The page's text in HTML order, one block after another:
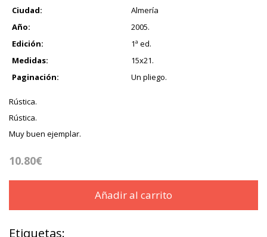
Ciudad:
Almería
Año:
2005.
Edición:
1ª ed.
Medidas:
15x21.
Paginación:
Un pliego.
Rústica.
Rústica.
Muy buen ejemplar.
10.80€
Añadir al carrito
Etiquetas: